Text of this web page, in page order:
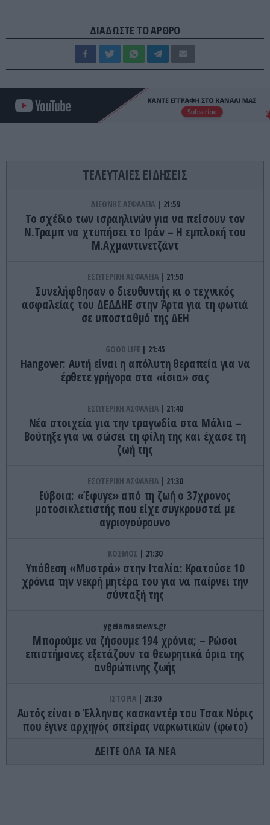
ΔΙΑΔΩΣΤΕ ΤΟ ΑΡΘΡΟ
ΤΕΛΕΥΤΑΙΕΣ ΕΙΔΗΣΕΙΣ
ΔΙΕΘΝΗΣ ΑΣΦΑΛΕΙΑ 21:59
Το σχέδιο των ισραηλινών για να πείσουν τον
Ν.Τραμπ να χτυπήσει το Ιράν – Η εμπλοκή του
Μ.Αχμαντινετζάντ
ΕΣΩΤΕΡΙΚΗ ΑΣΦΑΛΕΙΑ 21:50
Συνελήφθησαν ο διευθυντής κι ο τεχνικός
ασφαλείας του ΔΕΔΔΗΕ στην Άρτα για τη φωτιά
σε υποσταθμό της ΔΕΗ
GOOD LIFE 21:45
Hangover: Αυτή είναι η απόλυτη θεραπεία για να
έρθετε γρήγορα στα «ίσια» σας
ΕΣΩΤΕΡΙΚΗ ΑΣΦΑΛΕΙΑ 21:40
Νέα στοιχεία για την τραγωδία στα Μάλια –
Βούτηξε για να σώσει τη φίλη της και έχασε τη
ζωή της
ΕΣΩΤΕΡΙΚΗ ΑΣΦΑΛΕΙΑ 21:30
Εύβοια: «Έφυγε» από τη ζωή ο 37χρονος
μοτοσικλετιστής που είχε συγκρουστεί με
αγριογούρουνο
ΚΟΣΜΟΣ 21:30
Υπόθεση «Μυστρά» στην Ιταλία: Κρατούσε 10
χρόνια την νεκρή μητέρα του για να παίρνει την
σύνταξή της
ygeiamasnews.gr
Μπορούμε να ζήσουμε 194 χρόνια; – Ρώσοι
επιστήμονες εξετάζουν τα θεωρητικά όρια της
ανθρώπινης ζωής
ΙΣΤΟΡΙΑ 21:30
Αυτός είναι ο Έλληνας κασκαντέρ του Τσακ Νόρις
που έγινε αρχηγός σπείρας ναρκωτικών (φωτο)
ΠΡΟΣΩΠΙΚΟ 21:17
ΔΕΙΤΕ ΟΛΑ ΤΑ ΝΕΑ